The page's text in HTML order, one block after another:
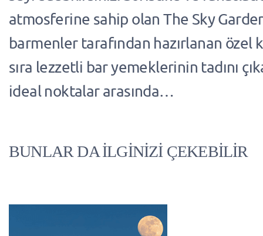
atmosferine sahip olan The Sky
barmenler tarafından hazırlanan özel
sıra lezzetli bar yemeklerinin tadını
ideal noktalar arasında…
BUNLAR DA İLGİNİZİ ÇEKEBİLİR